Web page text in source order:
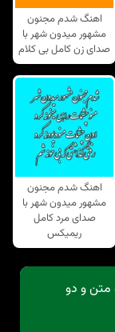
اهنگ شدم مجنون
مشهور میدون شهر با
صدای زن کامل بی کلام
اهنگ شدم مجنون
مشهور میدون شهر با
صدای مرد کامل
ریمیکس
متن و دو